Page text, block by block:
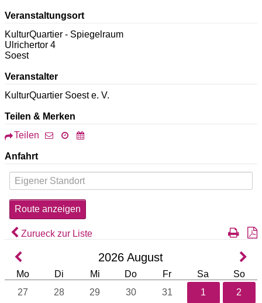
Veranstaltungsort
KulturQuartier - Spiegelraum
Ulrichertor 4
Soest
Veranstalter
KulturQuartier Soest e. V.
Teilen & Merken
Teilen
Anfahrt
Zurueck zur Liste
2026 August
Mo Di Mi Do Fr Sa
So
27
28 29 30 31 1 2